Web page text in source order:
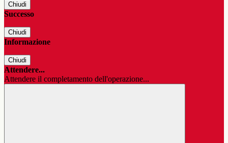
Chiudi
Successo
Chiudi
Informazione
Chiudi
Attendere...
Attendere il completamento dell'operazione...